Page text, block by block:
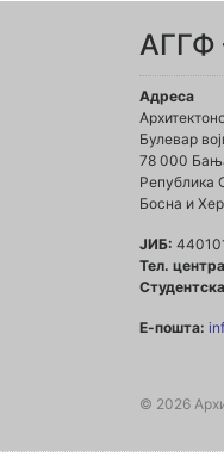
АГГФ
Адреса
Булевар
78 000
Република
Босна и
ЈИБ:
Тел.
Е-пошта:
© 2026